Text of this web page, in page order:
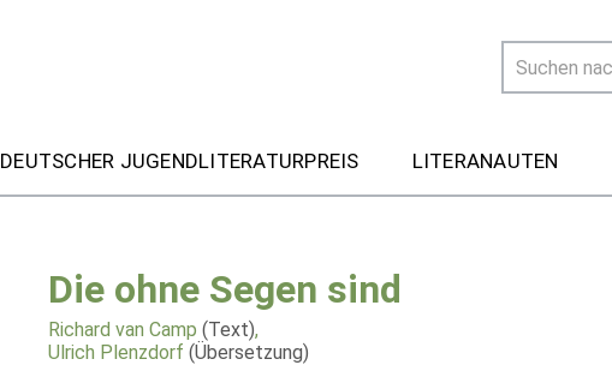
DEUTSCHER JUGENDLITERATURPREIS LITERANAUTEN
Die ohne Segen sind
Richard van Camp (Text),
Ulrich Plenzdorf (Übersetzung)